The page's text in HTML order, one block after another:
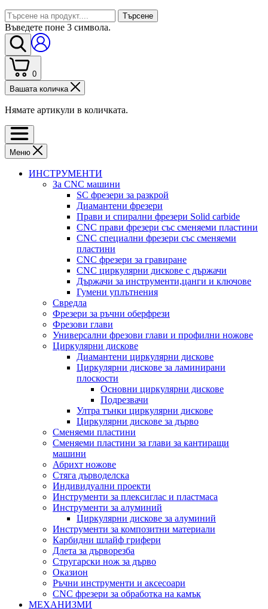
Търсене
Въведете поне 3 символа.
0
Вашата количка
Нямате артикули в количката.
Меню
ИНСТРУМЕНТИ
За CNC машини
SC фрезери за разкрой
Диамантени фрезери
Прави и спирални фрезери Solid carbide
CNC прави фрезери със сменяеми пластини
CNC специални фрезери със сменяеми
пластини
CNC фрезери за гравиране
CNC циркулярни дискове с държачи
Държачи за инструменти,цанги и ключове
Гумени уплътнения
Свредла
Фрезери за ръчни оберфрези
Фрезови глави
Универсални фрезови глави и профилни ножове
Циркулярни дискове
Диамантени циркулярни дискове
Циркулярни дискове за ламинирани
плоскости
Основни циркулярни дискове
Подрезвачи
Ултра тънки циркулярни дискове
Циркулярни дискове за дърво
Сменяеми пластини
Сменяеми пластини за глави за кантиращи
машини
Абрихт ножове
Стяга дърводелска
Индивидуални проекти
Инструменти за плексиглас и пластмаса
Инструменти за алуминий
Циркулярни дискове за алуминий
Инструменти за композитни материали
Карбидни шлайф грифери
Длета за дърворезба
Стругарски нож за дърво
Оказион
Ръчни инструменти и аксесоари
CNC фрезери за обработка на камък
МЕХАНИЗМИ